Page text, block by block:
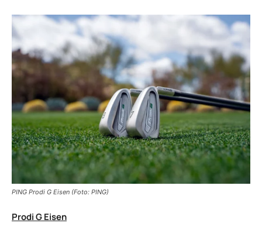
PING Prodi G Eisen (Foto: PING)
Prodi G Eisen